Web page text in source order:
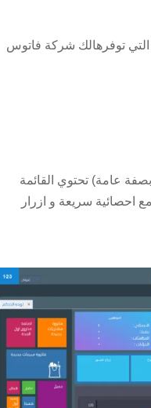
التي توفرهالك شركة فاتوس
عامة) تحتوي القائمة
احصائية سريعة و ازرار